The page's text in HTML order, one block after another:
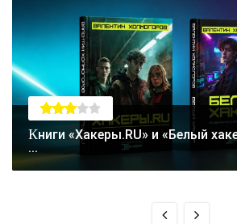
Книги «Хакеры.RU» и «Белый хакер» еще можно
...